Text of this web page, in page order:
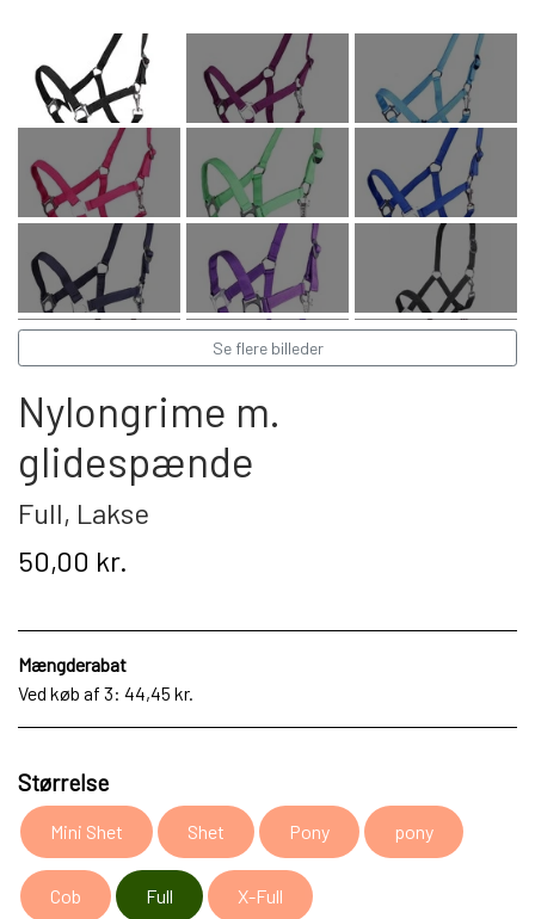
Retur
Om os
Kontakt
Se flere billeder
Nylongrime m.
glidespænde
Full, Lakse
50,00 kr.
Mængderabat
Ved køb af 3: 44,45 kr.
Størrelse
Mini Shet Shet Pony pony
Cob Full X-Full